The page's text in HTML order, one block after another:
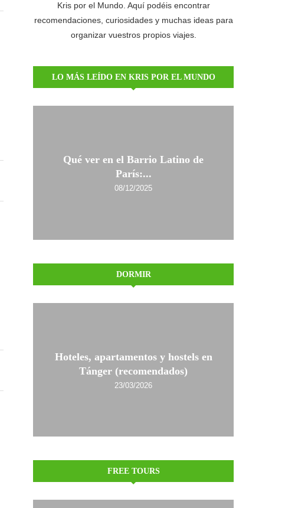
Kris por el Mundo. Aquí podéis encontrar
recomendaciones, curiosidades y muchas ideas para
organizar vuestros propios viajes.
LO MÁS LEÍDO EN KRIS POR EL MUNDO
Qué ver en el Barrio Latino de
París:...
08/12/2025
DORMIR
Hoteles, apartamentos y hostels en
Tánger (recomendados)
23/03/2026
FREE TOURS